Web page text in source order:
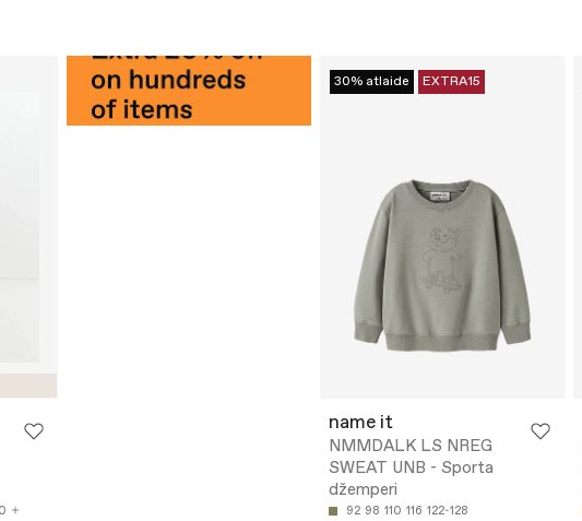
30% atlaide EXTRA15
name it
NMMDALK LS NREG
SWEAT UNB - Sporta
džemperi
92 98 110 116 122-128